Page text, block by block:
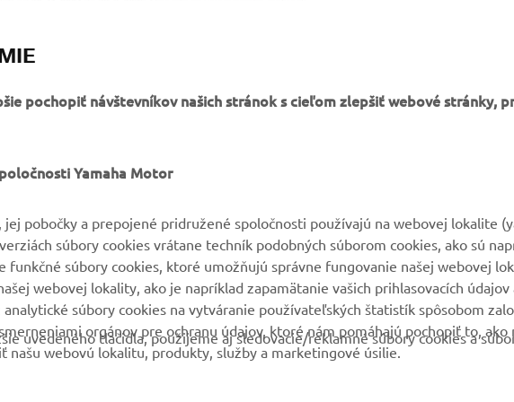
VIAC YAMAHA
Yamaha Music
Yamaha Racing
Yamaha Motor Global
Mobilné aplikácie
Rezervácia na servis
Nájsť predajcu
Nakladaní s použitými
batériami
pochopiť návštevníkov našich stránok s cieľom zlepšiť webové stránky,
Yamaha Motor
jej pobočky a prepojené pridružené spoločnosti používajú na webovej lokalite
súbory cookies vrátane techník podobných súborom cookies, ako sú
funkčné súbory cookies, ktoré umožňujú správne fungovanie našej webovej
webovej lokality, ako je napríklad zapamätanie vašich prihlasovacích údajov
súbory cookies na vytváranie používateľských štatistík spôsobom
orgánov pre ochranu údajov, ktoré nám pomáhajú pochopiť to, ako
našu webovú lokalitu, produkty, služby a marketingové úsilie.
uvedeného tlačidla, použijeme aj sledovacie/reklamné súbory cookies a